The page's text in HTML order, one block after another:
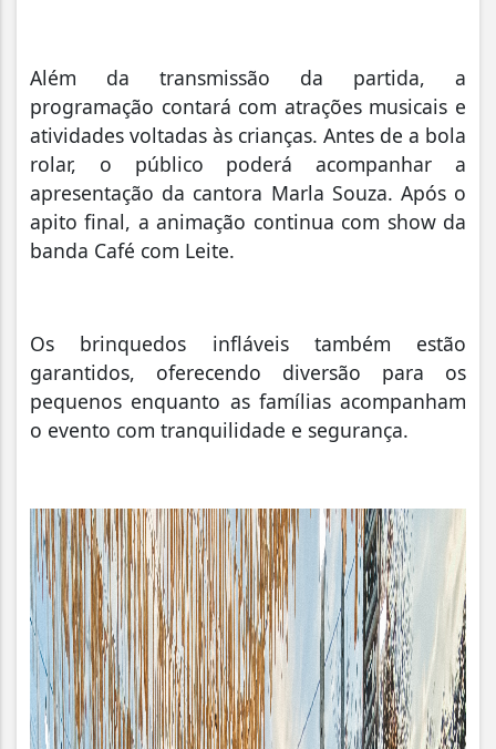
Além da transmissão da partida, a
programação contará com atrações musicais e
atividades voltadas às crianças. Antes de a bola
rolar, o público poderá acompanhar a
apresentação da cantora Marla Souza. Após o
apito final, a animação continua com show da
banda Café com Leite.
Os brinquedos infláveis também estão
garantidos, oferecendo diversão para os
pequenos enquanto as famílias acompanham
o evento com tranquilidade e segurança.